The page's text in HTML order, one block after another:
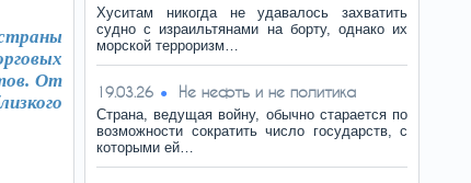
От
Хуситам никогда не удавалось захватить
судно с израильтянами на борту, однако их
морской терроризм…
19.03.26 Не нефть и не политика
Страна, ведущая войну, обычно старается по
возможности сократить число государств, с
которыми ей…